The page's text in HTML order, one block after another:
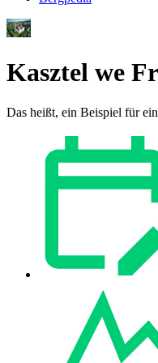
Kasztel we
Das heißt, ein Beispiel für